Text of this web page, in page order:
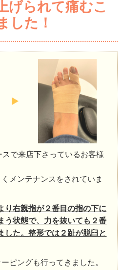
げられて痛むこ
した！
で来店下さっているお客様
メンテナンスをされていま
り右親指が２番目の指の下に
う状態で、力を抜いても２番
した。整形では２趾が脱臼と
ピングも行ってきました。